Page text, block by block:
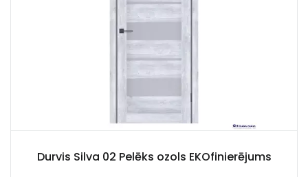
Durvis Silva 02 Pelēks ozols EKOfinierējums